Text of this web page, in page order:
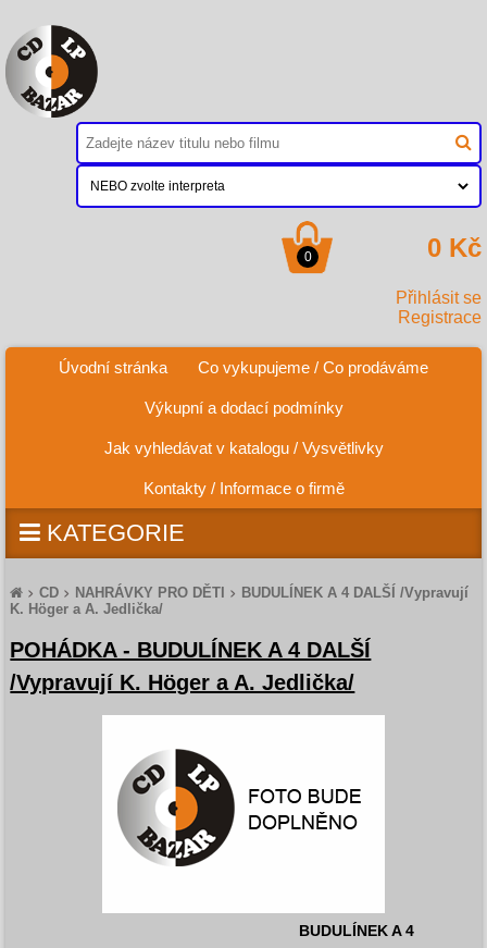
0 0 Kč
Přihlásit se
Registrace
Úvodní stránka Co vykupujeme / Co prodáváme
Výkupní a dodací podmínky
Jak vyhledávat v katalogu / Vysvětlivky
Kontakty / Informace o firmě
KATEGORIE
CD NAHRÁVKY PRO DĚTI
BUDULÍNEK A 4 DALŠÍ /Vypravují
K. Höger a A. Jedlička/
POHÁDKA - BUDULÍNEK A 4 DALŠÍ
/Vypravují K. Höger a A. Jedlička/
BUDULÍNEK A 4